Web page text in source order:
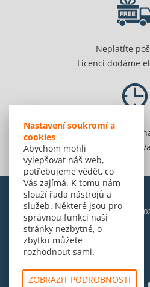
Nastavení soukromí a
cookies
Abychom mohli
vylepšovat náš web,
potřebujeme vědět, co
Vás zajímá. K tomu nám
slouží řada nástrojů a
služeb. Některé jsou pro
správnou funkci naší
stránky nezbytné, o
zbytku můžete
rozhodnout sami.
ZOBRAZIT PODROBNOSTI
Neplatíte
Licenci dodáme
Jsme 20 let
Spolehlivě vyřídíme
© Amenit Software Solutions, 1998 -
Powered bynopCommerce